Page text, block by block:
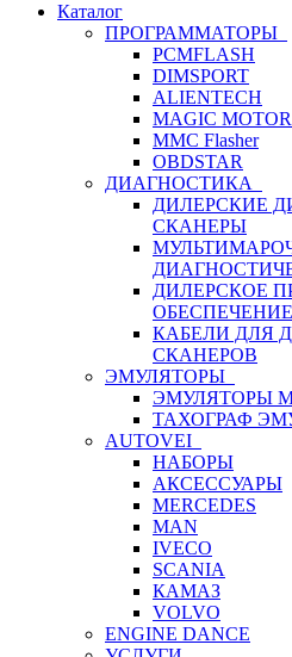
Каталог
ПРОГРАММАТОРЫ
PCMFLASH
DIMSPORT
ALIENTECH
MAGIC
MMC Flasher
OBDSTAR
ДИАГНОСТИКА
ДИЛЕРСКИЕ
СКАНЕРЫ
ДИЛЕРСКОЕ
ОБЕСПЕЧЕНИЕ
КАБЕЛИ ДЛЯ
СКАНЕРОВ
ЭМУЛЯТОРЫ
ЭМУЛЯТОРЫ
ТАХОГРАФ
AUTOVEI
НАБОРЫ
АКСЕССУАРЫ
MERCEDES
MAN
IVECO
SCANIA
КАМАЗ
VOLVO
ENGINE DANCE